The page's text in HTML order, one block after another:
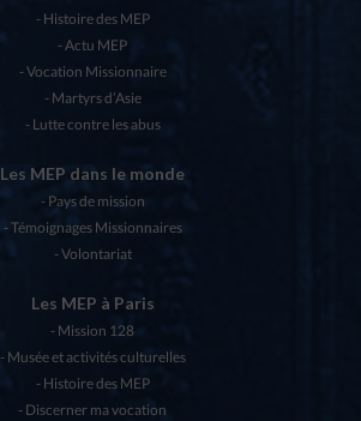
Histoire des MEP
Actu MEP
Vocation Missionnaire
Martyrs d’Asie
Lutte contre les abus
Les MEP dans le monde
Pays de mission
Témoignages Missionnaires
Volontariat
Les MEP à Paris
Mission 128
Musée et activités culturelles
Histoire des MEP
Discerner ma vocation